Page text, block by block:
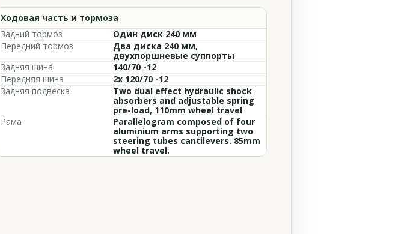
Ходовая часть и тормоза
Задний тормоз
Один диск 240 мм
Передний тормоз
Два диска 240 мм,
двухпоршневые суппорты
Задняя шина
140/70 -12
Передняя шина
2x 120/70 -12
Задняя подвеска
Two dual effect hydraulic shock
absorbers and adjustable spring
pre-load, 110mm wheel travel
Рама
Parallelogram composed of four
aluminium arms supporting two
steering tubes cantilevers. 85mm
wheel travel.